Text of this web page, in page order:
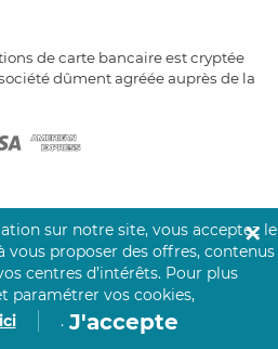
de carte bancaire est cryptée
dûment agréée auprès de la
Groupes
sur notre site, vous acceptez le
vous proposer des offres, contenus
centres d’intérêts. Pour plus
paramétrer vos cookies,
. J'accepte
✕